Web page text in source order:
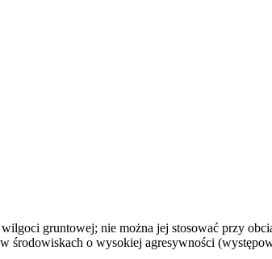
gruntowej; nie można jej stosować przy
o wysokiej agresywności